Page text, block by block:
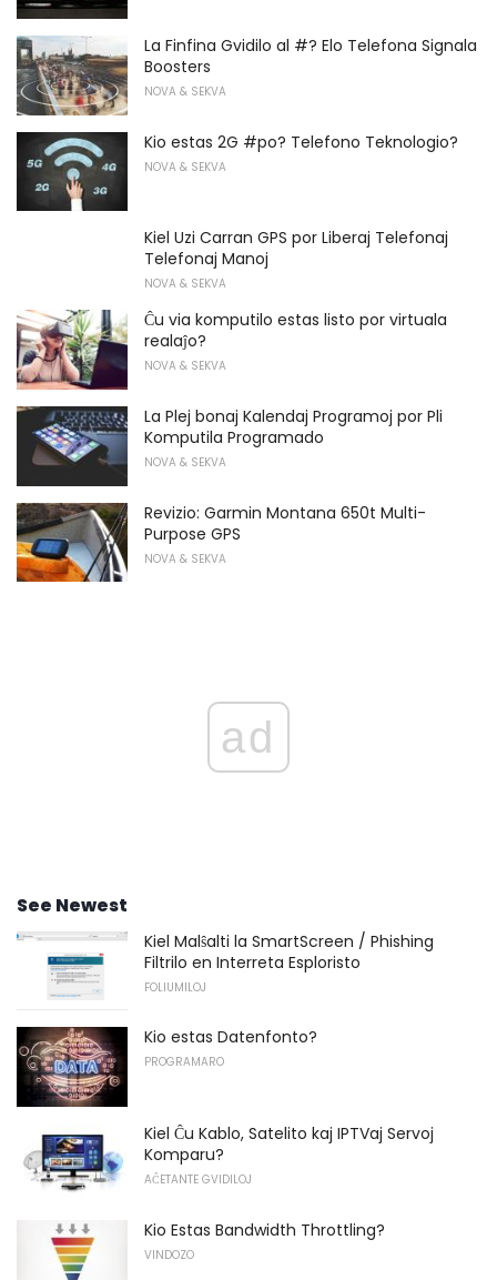
La Finfina Gvidilo al #? Elo Telefona Signala
Boosters
NOVA & SEKVA
Kio estas 2G #po? Telefono Teknologio?
NOVA & SEKVA
Kiel Uzi Carran GPS por Liberaj Telefonaj
Telefonaj Manoj
NOVA & SEKVA
Ĉu via komputilo estas listo por virtuala
realaĵo?
NOVA & SEKVA
La Plej bonaj Kalendaj Programoj por Pli
Komputila Programado
NOVA & SEKVA
Revizio: Garmin Montana 650t Multi-
Purpose GPS
NOVA & SEKVA
ad
See Newest
Kiel Malŝalti la SmartScreen / Phishing
Filtrilo en Interreta Esploristo
FOLIUMILOJ
Kio estas Datenfonto?
PROGRAMARO
Kiel Ĉu Kablo, Satelito kaj IPTVaj Servoj
Komparu?
AĈETANTE GVIDILOJ
Kio Estas Bandwidth Throttling?
VINDOZO